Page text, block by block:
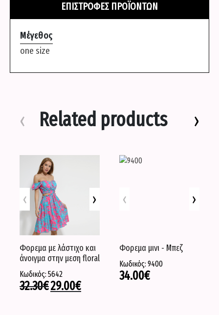
ΕΠΙΣΤΡΟΦΈΣ ΠΡΟΪΌΝΤΩΝ
Μέγεθος
one size
Related products
‹ ›
Φορεμα με λάστιχο και
άνοιγμα στην μεση floral
Κωδικός: 5642
32.30€29.00€
‹ ›
Φορεμα μινι - Μπεζ
Κωδικός: 9400
34.00€
‹ ›